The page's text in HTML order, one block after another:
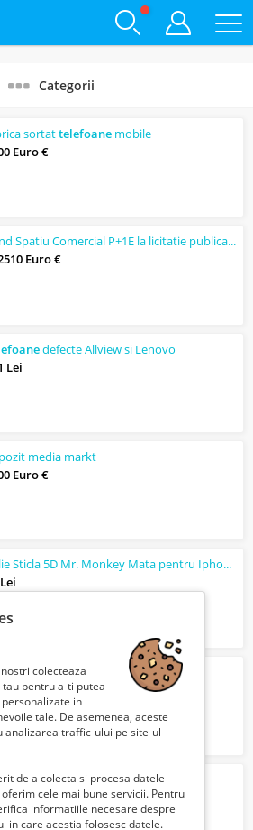
Categorii
sortattelefoane mobile
Euro €
Vand Spatiu Comercial P+1E la licitatie publica cu strigare
Euro €
defecte Allview si Lenovo
Lei
media markt
Euro €
Folie Sticla 5D Mr. Monkey Mata pentru Iphone 15 Pro Max
media markt
Euro €
cu gust
cu vanzatorul
colecteaza
pentru a-ti putea
in
tale. De asemenea, aceste
analizarea traffic-ului pe site-ul
de a colecta si procesa datele
cele mai bune servicii. Pentru
informatiile necesare despre
in care acestia folosesc datele.